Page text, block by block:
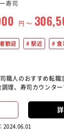
寿司
円 〜
歓迎 駅近 食
人のおすすめ転職求
理、寿司カウンタ
え てくれます。知識
2024.06.01